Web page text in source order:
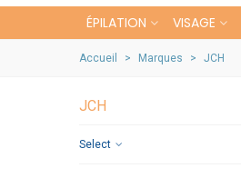
ÉPILATION VISAGE
Accueil > Marques > JCH
JCH
Select